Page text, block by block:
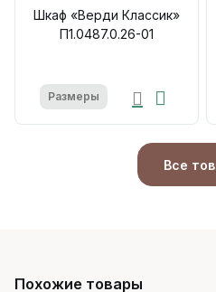
Шкаф «Верди Классик»
П1.0487.0.26-01
Размеры
Все
Похожие товары